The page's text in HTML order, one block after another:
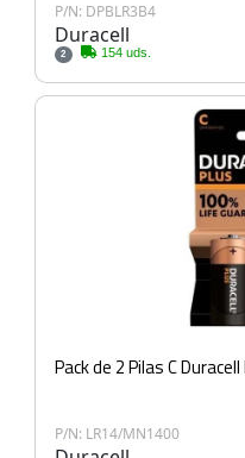
P/N: DPBLR3B4
Duracell
2 154 uds.
Pack de 2 Pilas C
P/N: LR14/MN1400